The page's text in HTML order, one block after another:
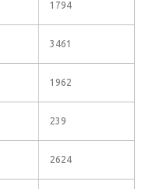
1794
3461
1962
239
2624